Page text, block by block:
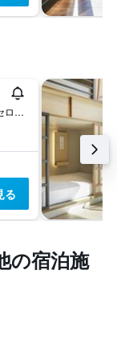
Calle Balmes 75, バルセロナ, スペイン
る
の宿泊施